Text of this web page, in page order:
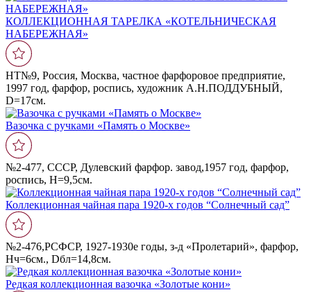
КОЛЛЕКЦИОННАЯ ТАРЕЛКА «КОТЕЛЬНИЧЕСКАЯ
НАБЕРЕЖНАЯ»
НТ№9, Россия, Москва, частное фарфоровое предприятие,
1997 год, фарфор, роспись, художник А.Н.ПОДДУБНЫЙ,
D=17cм.
Вазочка с ручками «Память о Москве»
№2-477, СССР, Дулевский фарфор. завод,1957 год, фарфор,
роспись, Н=9,5см.
Коллекционная чайная пара 1920-х годов “Солнечный сад”
№2-476,РСФСР, 1927-1930е годы, з-д «Пролетарий», фарфор,
Нч=6см., Dбл=14,8см.
Редкая коллекционная вазочка «Золотые кони»